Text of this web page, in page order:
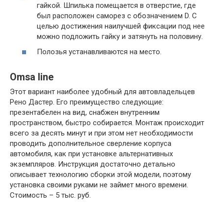
гайкой. Шпилька помещается в отверстие, где
был расположен саморез с обозначением D. С
целью достижения наилучшей фиксации под нее
можно подложить гайку и затянуть на половину.
Полозья устанавливаются на место.
Omsa line
Этот вариант наиболее удобный для автовладельцев
Рено Дастер. Его преимущество следующие:
презентабелен на вид, снабжен внутренним
пространством, быстро собирается. Монтаж происходит
всего за десять минут и при этом нет необходимости
проводить дополнительное сверление корпуса
автомобиля, как при установке альтернативных
экземпляров. Инструкция достаточно детально
описывает технологию сборки этой модели, поэтому
установка своими руками не займет много времени.
Стоимость – 5 тыс. руб.